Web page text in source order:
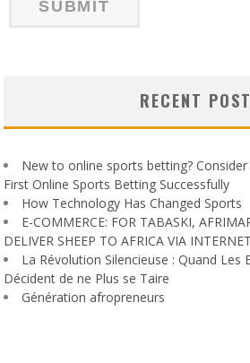
RECENT
New to online sports betting?
First Online Sports Betting Successfully
How Technology Has Changed Sports
E-COMMERCE: FOR TABASKI,
DELIVER SHEEP TO AFRICA VIA INTERNET
La Révolution Silencieuse : Quand Les
Décident de ne Plus se Taire
Génération afropreneurs